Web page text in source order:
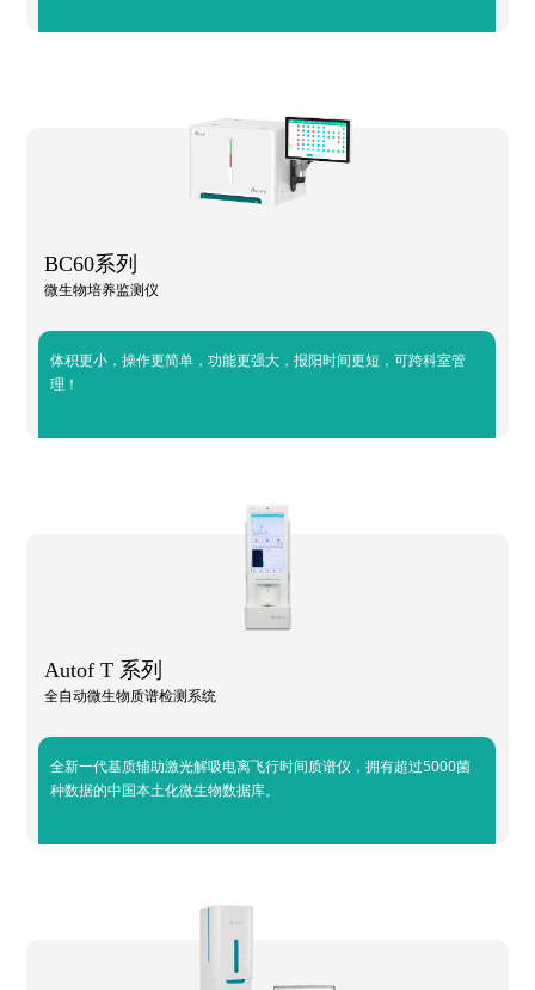
BC60系列
微生物培养监测仪
体积更小，操作更简单，功能更强大，报阳时间更短，可跨科室管
理！
Autof T 系列
全自动微生物质谱检测系统
全新一代基质辅助激光解吸电离飞行时间质谱仪，拥有超过5000菌
种数据的中国本土化微生物数据库。